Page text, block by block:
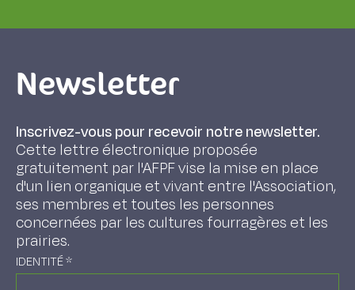
Newsletter
Inscrivez-vous pour recevoir notre newsletter.
Cette lettre électronique proposée
gratuitement par l'AFPF vise la mise en place
d'un lien organique et vivant entre l'Association,
ses membres et toutes les personnes
concernées par les cultures fourragères et les
prairies.
IDENTITÉ*